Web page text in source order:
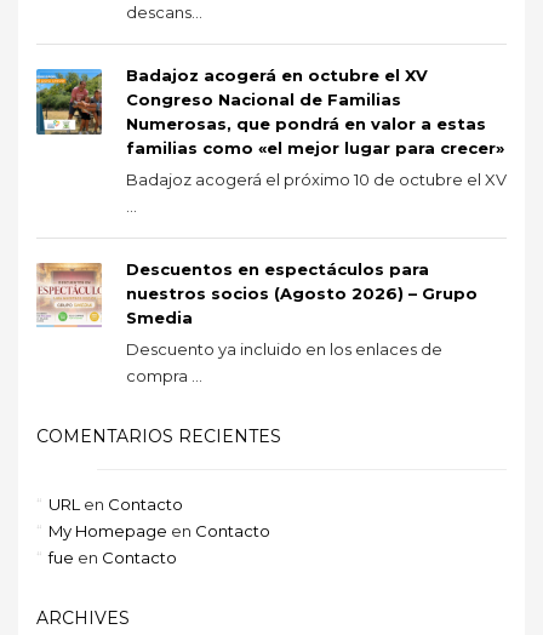
descans...
Badajoz acogerá en octubre el XV
Congreso Nacional de Familias
Numerosas, que pondrá en valor a estas
familias como «el mejor lugar para crecer»
Badajoz acogerá el próximo 10 de octubre el XV
Descuentos en espectáculos para
nuestros socios (Agosto 2026) – Grupo
Smedia
Descuento ya incluido en los enlaces de
compra ...
COMENTARIOS RECIENTES
URL en Contacto
My Homepage en Contacto
fue en Contacto
ARCHIVES